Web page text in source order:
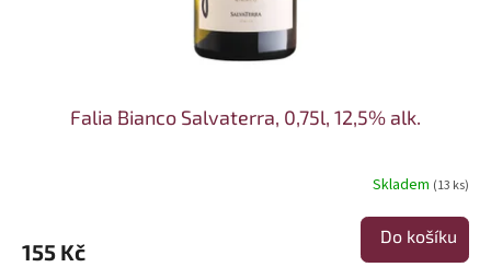
Falia Bianco Salvaterra, 0,75l, 12,5% alk.
Skladem (13 ks)
155 Kč
Do košíku